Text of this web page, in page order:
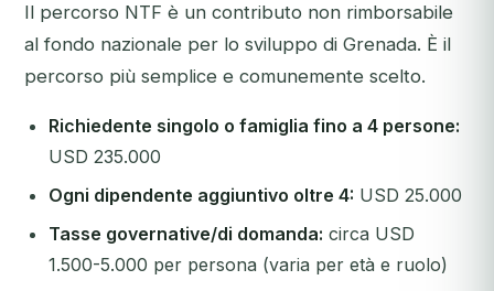
Il percorso NTF è un contributo non rimborsabile
al fondo nazionale per lo sviluppo di Grenada. È il
percorso più semplice e comunemente scelto.
Richiedente singolo o famiglia fino a 4 persone:
USD 235.000
Ogni dipendente aggiuntivo oltre 4: USD 25.000
Tasse governative/di domanda: circa USD
1.500-5.000 per persona (varia per età e ruolo)